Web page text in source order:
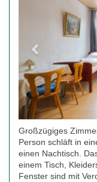
Großzügiges
Person schläft in
einen Nachtisch.
einem Tisch,
Fenster sind mit